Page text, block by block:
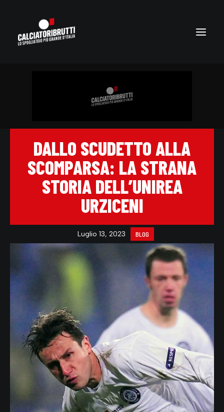
DALLO SCUDETTO ALLA
SCOMPARSA: LA STRANA
STORIA DELL’UNIREA
URZICENI
Luglio 13, 2023 BLOG